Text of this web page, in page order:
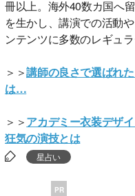
冊以上。海外40数カ国へ
を生かし、講演での活動
ンテンツに多数のレギュラ
＞＞講師の良さで選ばれ
は…
＞＞アカデミー衣装デザ
狂気の演技とは
星占い
PR